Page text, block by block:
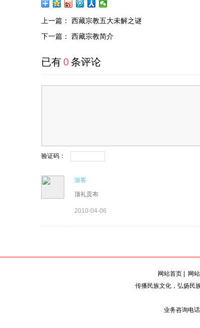
上一篇： 西藏宗教五大未解之谜
下一篇： 西藏宗教简介
已有0条评论
验证码：
游客
顶礼贡布
2010-04-06
网站首页 网
传播民族文化，弘扬民
业务咨询电